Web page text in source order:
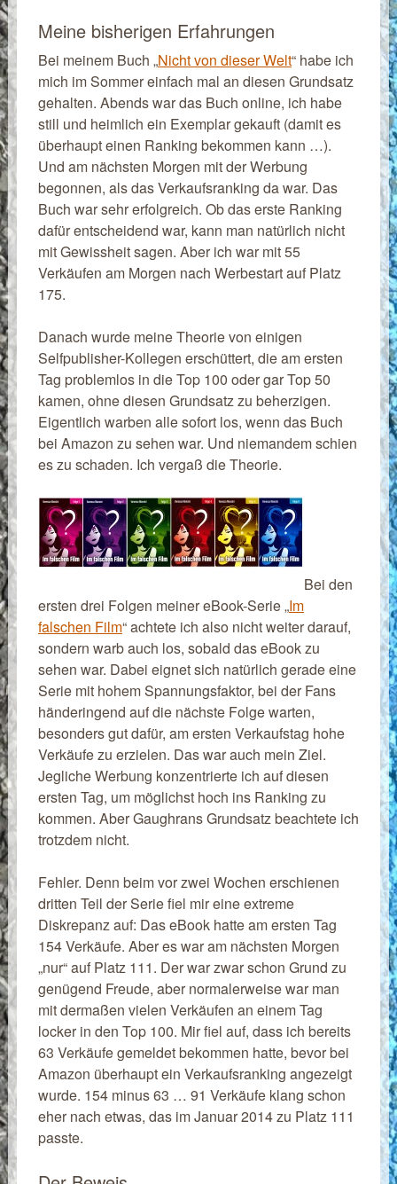
Meine bisherigen Erfahrungen
Bei meinem Buch „Nicht von dieser Welt“ habe ich
mich im Sommer einfach mal an diesen Grundsatz
gehalten. Abends war das Buch online, ich habe
still und heimlich ein Exemplar gekauft (damit es
überhaupt einen Ranking bekommen kann …).
Und am nächsten Morgen mit der Werbung
begonnen, als das Verkaufsranking da war. Das
Buch war sehr erfolgreich. Ob das erste Ranking
dafür entscheidend war, kann man natürlich nicht
mit Gewissheit sagen. Aber ich war mit 55
Verkäufen am Morgen nach Werbestart auf Platz
175.
Danach wurde meine Theorie von einigen
Selfpublisher-Kollegen erschüttert, die am ersten
Tag problemlos in die Top 100 oder gar Top 50
kamen, ohne diesen Grundsatz zu beherzigen.
Eigentlich warben alle sofort los, wenn das Buch
bei Amazon zu sehen war. Und niemandem schien
es zu schaden. Ich vergaß die Theorie.
Bei den
ersten drei Folgen meiner eBook-Serie „Im
falschen Film“ achtete ich also nicht weiter darauf,
sondern warb auch los, sobald das eBook zu
sehen war. Dabei eignet sich natürlich gerade eine
Serie mit hohem Spannungsfaktor, bei der Fans
händeringend auf die nächste Folge warten,
besonders gut dafür, am ersten Verkaufstag hohe
Verkäufe zu erzielen. Das war auch mein Ziel.
Jegliche Werbung konzentrierte ich auf diesen
ersten Tag, um möglichst hoch ins Ranking zu
kommen. Aber Gaughrans Grundsatz beachtete ich
trotzdem nicht.
Fehler. Denn beim vor zwei Wochen erschienen
dritten Teil der Serie fiel mir eine extreme
Diskrepanz auf: Das eBook hatte am ersten Tag
154 Verkäufe. Aber es war am nächsten Morgen
„nur“ auf Platz 111. Der war zwar schon Grund zu
genügend Freude, aber normalerweise war man
mit dermaßen vielen Verkäufen an einem Tag
locker in den Top 100. Mir fiel auf, dass ich bereits
63 Verkäufe gemeldet bekommen hatte, bevor bei
Amazon überhaupt ein Verkaufsranking angezeigt
wurde. 154 minus 63 … 91 Verkäufe klang schon
eher nach etwas, das im Januar 2014 zu Platz 111
passte.